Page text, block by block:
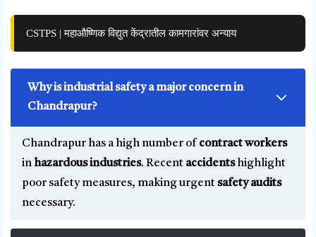
CSTPS | महाऔष्णिक विद्युत केंद्रातील कामगारांवर अन्याय
Why is industrial safety a major concern in
Chandrapur?
Chandrapur has a high number of contract workers
inhazardous industries. Recent accidentshighlight
poor safety measures, making urgent safety audits
necessary.